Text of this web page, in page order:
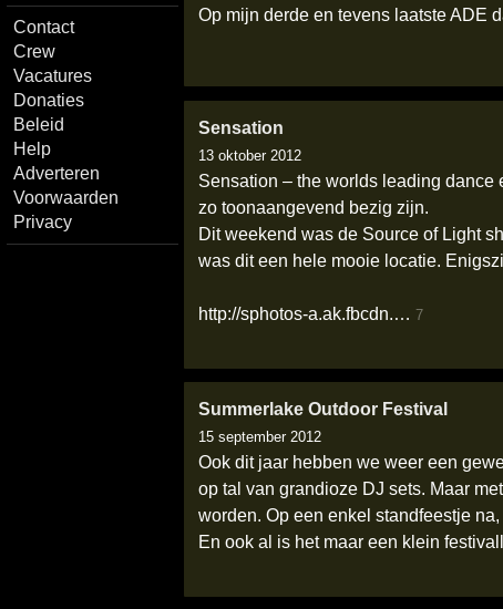
Contact
Crew
Vacatures
Donaties
Beleid
Help
Adverteren
Voorwaarden
Privacy
Op mijn derde en tevens laatste ADE
Sensation
13 oktober 2012
Sensation – the worlds leading dance
zo toonaangevend bezig zijn.
Dit weekend was de Source of Light
was dit een hele mooie locatie.
http://sphotos-a.ak.fbcdn.… 7
Summerlake Outdoor Festival
15 september 2012
Ook dit jaar hebben we weer een
op tal van grandioze DJ sets. Maar
worden. Op een enkel standfeestje
En ook al is het maar een klein